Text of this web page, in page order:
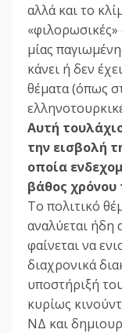
αλλά και το
μίας
κάνει ή δεν
θέματα (όπως
Αυτή
την εισβολή
οποία
βάθος χρόνου
Το πολιτικό
αναλύεται ήδη
φαίνεται να
διαχρονικά
υποστήριξή
κυρίως
ΝΔ και